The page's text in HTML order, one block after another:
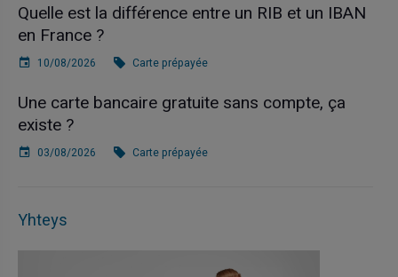
Quelle est la différence entre un RIB et un IBAN
en France ?
10/08/2026 Carte prépayée
Une carte bancaire gratuite sans compte, ça
existe ?
03/08/2026 Carte prépayée
Yhteys